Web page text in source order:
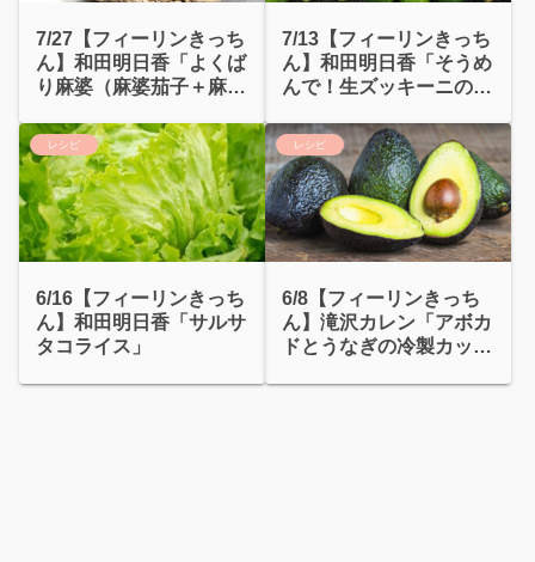
7/27【フィーリンきっち
ん】和田明日香「よくば
り麻婆（麻婆茄子＋麻婆
7/13【フィーリンきっち
ん】和田明日香「そうめ
んで！生ズッキーニのビ
レシピ
6/16【フィーリンきっち
ん】和田明日香「サルサ
タコライス」
レシピ
6/8【フィーリンきっち
ん】滝沢カレン「アボカ
ドとうなぎの冷製カッペ